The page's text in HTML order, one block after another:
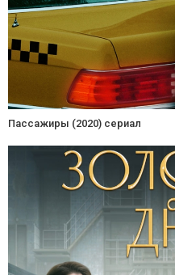
Пассажиры (2020) сериал